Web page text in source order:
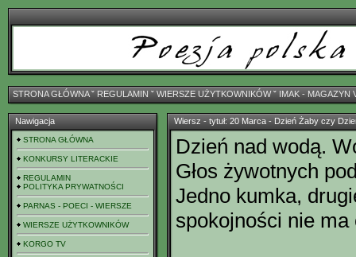
STRONA GŁÓWNAˇ REGULAMIN ˇ WIERSZE UŻYTKOWNIKÓWˇ IMAK - MAGAZYN
Nawigacja
STRONA GŁÓWNA
KONKURSY LITERACKIE
REGULAMIN
POLITYKA PRYWATNOŚCI
PARNAS - POECI - WIERSZE
WIERSZE UŻYTKOWNIKÓW
KORGO TV
Wiersz - tytuł: 20 Marca - Dzień Żaby czy
Dzień nad wodą.
Głos żywotnych
Jedno kumka,
spokojności nie ma